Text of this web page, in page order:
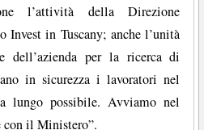
l’attività della Direzione
in Tuscany; anche l’unità
dell’azienda per la ricerca di
in sicurezza i lavoratori nel
possibile. Avviamo nel
con il Ministero”.